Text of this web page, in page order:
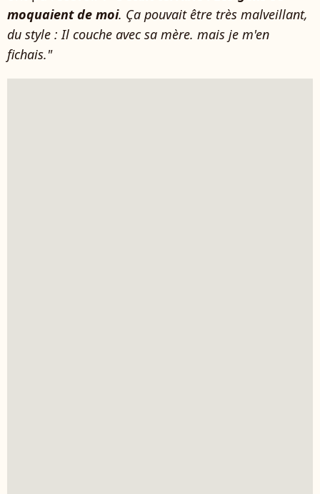
moquaient de moi. Ça pouvait être très malveillant,
du style : Il couche avec sa mère. mais je m'en
fichais."